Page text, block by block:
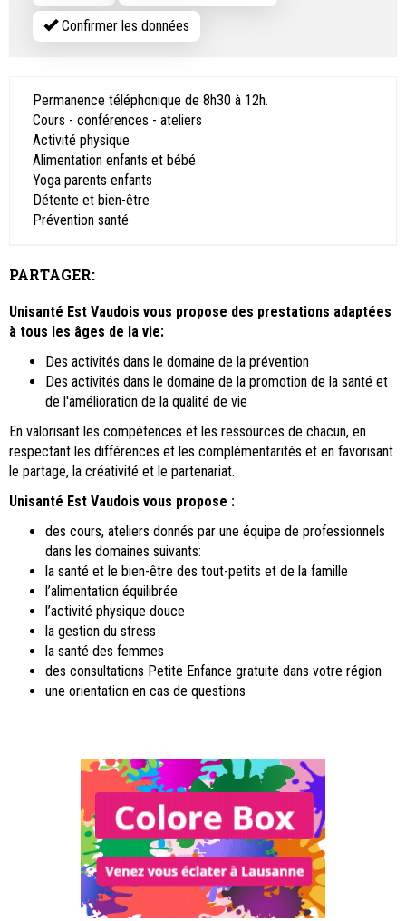
Confirmer les données
Permanence téléphonique de 8h30 à 12h.
Cours - conférences - ateliers
Activité physique
Alimentation enfants et bébé
Yoga parents enfants
Détente et bien-être
Prévention santé
PARTAGER:
Unisanté Est Vaudois vous propose des prestations adaptées
à tous les âges de la vie:
Des activités dans le domaine de la prévention
Des activités dans le domaine de la promotion de la santé et
de l'amélioration de la qualité de vie
En valorisant les compétences et les ressources de chacun, en
respectant les différences et les complémentarités et en favorisant
le partage, la créativité et le partenariat.
Unisanté Est Vaudois vous propose :
des cours, ateliers donnés par une équipe de professionnels
dans les domaines suivants:
la santé et le bien-être des tout-petits et de la famille
l’alimentation équilibrée
l’activité physique douce
la gestion du stress
la santé des femmes
des consultations Petite Enfance gratuite dans votre région
une orientation en cas de questions